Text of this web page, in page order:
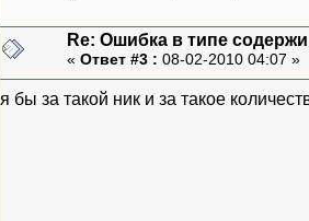
Re: Ошибка в типе
« Ответ #3 : 08-02-2010 04:07 »
я бы за такой ник и за такое